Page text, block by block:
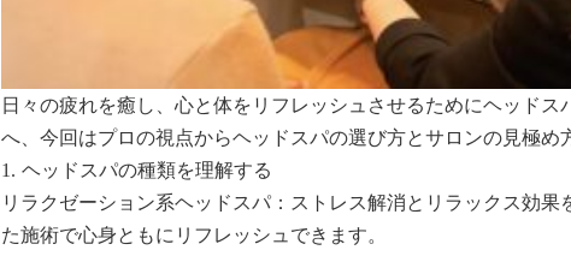
日々の疲れを癒し、心と体をリフレッシュさせるためにヘッド
へ、今回はプロの視点からヘッドスパの選び方とサロンの見極め
1. ヘッドスパの種類を理解する
リラクゼーション系ヘッドスパ：ストレス解消とリラックス効果
た施術で心身ともにリフレッシュできます。